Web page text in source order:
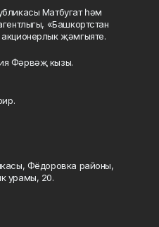
Матбугат һәм
«Башкортстан
җәмгыяте.
Фәрвәҗ кызы.
Фёдоровка районы,
урамы, 20.